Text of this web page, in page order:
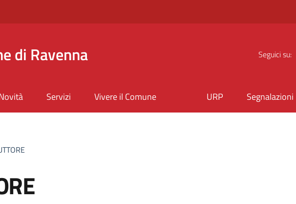
di Ravenna Seguici su:
Servizi Vivere il Comune URP Segnalazioni